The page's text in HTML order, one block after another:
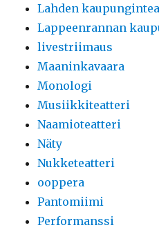
Lahden
Lappeenrannan
livestriimaus
Maaninkavaara
Monologi
Musiikkiteatteri
Naamioteatteri
Näty
Nukketeatteri
ooppera
Pantomiimi
Performanssi